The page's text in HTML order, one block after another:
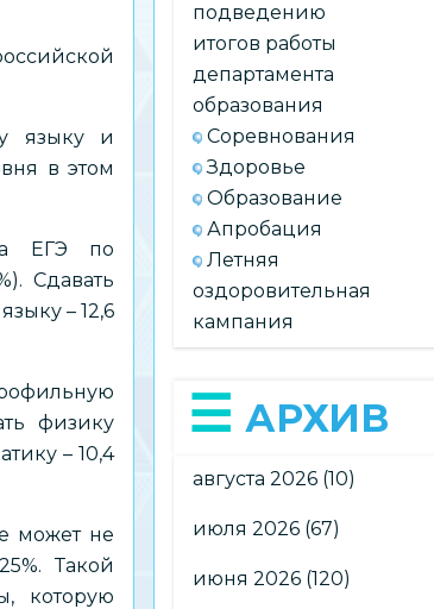
языку и
в этом
ЕГЭ по
Сдавать
– 12,6
физику
– 10,4
может не
Такой
которую
подведению
итогов работы
департамента
образования
Соревнования
Здоровье
Образование
Апробация
Летняя
оздоровительная
кампания
АРХИВ
августа 2026 (10)
июля 2026 (67)
июня 2026 (120)